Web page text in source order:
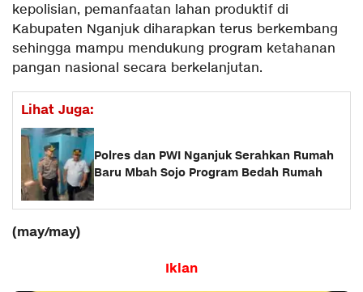
kepolisian, pemanfaatan lahan produktif di
Kabupaten Nganjuk diharapkan terus berkembang
sehingga mampu mendukung program ketahanan
pangan nasional secara berkelanjutan.
Lihat Juga:
Polres dan PWI Nganjuk Serahkan Rumah
Baru Mbah Sojo Program Bedah Rumah
(may/may)
Iklan